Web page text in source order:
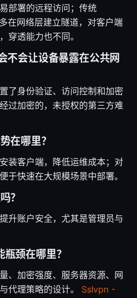
部署的远程访问；传统
在网络层建立隧道，对客户端
穿透能力也不同。
不会让设备暴露在公共网
了身份验证、访问控制和加密
过加密的，未授权的第三方难
在哪里？
装客户端，降低运维成本；对
于快速在大规模场景中部署。
？
升账户安全，尤其是管理员与
颈在哪里？
、加密强度、服务器资源、网
代理策略的设计。 Sslvpn -